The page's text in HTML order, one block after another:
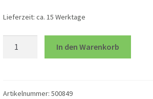
Lieferzeit: ca. 15 Werktage
In den Warenkorb
Artikelnummer: 500849